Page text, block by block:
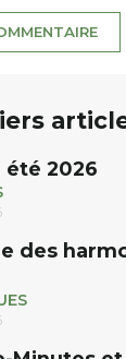
été 2026
des